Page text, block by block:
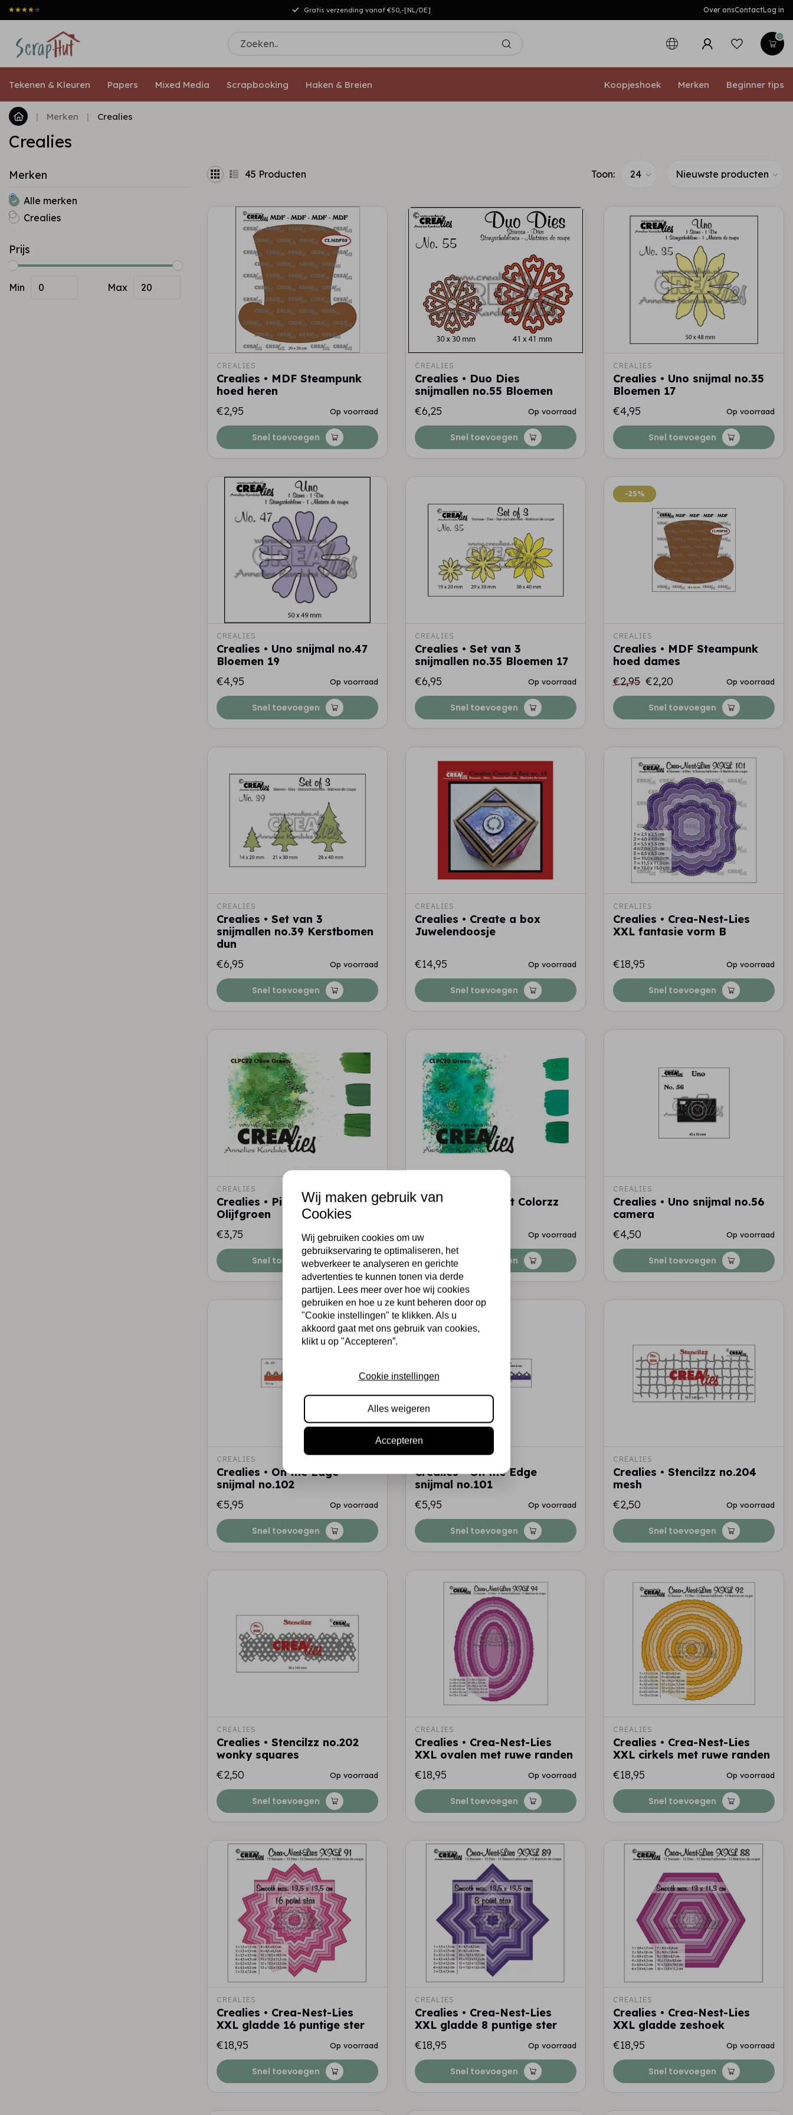
Gratis verzending vanaf €50,-[NL/DE] Over onsContactLog in
0
Tekenen & Kleuren Papers Mixed Media Scrapbooking Haken & Breien Koopjeshoek Merken Beginner tips
| Merken | Crealies
Crealies
Merken
Alle merken
Crealies
Prijs
Min Max
45 Producten Toon:
CREALIES
Crealies • MDF Steampunk
hoed heren
€2,95
Op voorraad
Snel toevoegen
CREALIES
Crealies • Duo Dies
snijmallen no.55 Bloemen
€6,25
Op voorraad
Snel toevoegen
CREALIES
Crealies • Uno snijmal no.35
Bloemen 17
€4,95
Op voorraad
Snel toevoegen
CREALIES
Crealies • Uno snijmal no.47
Bloemen 19
€4,95
Op voorraad
Snel toevoegen
CREALIES
Crealies • Set van 3
snijmallen no.35 Bloemen 17
€6,95
Op voorraad
Snel toevoegen
-25%
-25%
CREALIES
Crealies • MDF Steampunk
hoed dames
€2,95 €2,20 Op voorraad
Snel toevoegen
CREALIES
Crealies • Set van 3
snijmallen no.39 Kerstbomen
dun
€6,95
Op voorraad
Snel toevoegen
CREALIES
Crealies • Create a box
Juwelendoosje
€14,95 Op voorraad
Snel toevoegen
CREALIES
Crealies • Crea-Nest-Lies
XXL fantasie vorm B
€18,95 Op voorraad
Snel toevoegen
CREALIES
Crealies • Pigment Colorzz
Olijfgroen
€3,75
Op voorraad
Snel toevoegen
Crealies • Pigment Colorzz
€3,75
Op voorraad
Snel toevoegen
CREALIES
Crealies • Uno snijmal no.56
camera
€4,50
Op voorraad
Snel toevoegen
CREALIES
Crealies • On the Edge
snijmal no.102
€5,95
Op voorraad
Snel toevoegen
Crealies • On the Edge
snijmal no.101
€5,95
Op voorraad
Snel toevoegen
CREALIES
Crealies • Stencilzz no.204
mesh
€2,50
Op voorraad
Snel toevoegen
CREALIES
Crealies • Stencilzz no.202
wonky squares
€2,50
Op voorraad
Snel toevoegen
CREALIES
Crealies • Crea-Nest-Lies
XXL ovalen met ruwe randen
€18,95
Op voorraad
Snel toevoegen
CREALIES
Crealies • Crea-Nest-Lies
XXL cirkels met ruwe randen
€18,95
Op voorraad
Snel toevoegen
CREALIES
Crealies • Crea-Nest-Lies
XXL gladde 16 puntige ster
€18,95
Op voorraad
Snel toevoegen
CREALIES
Crealies • Crea-Nest-Lies
XXL gladde 8 puntige ster
€18,95
Op voorraad
Snel toevoegen
CREALIES
Crealies • Crea-Nest-Lies
XXL gladde zeshoek
€18,95
Op voorraad
Snel toevoegen
Wij maken gebruik van
Cookies
Wij gebruiken cookies om uw
gebruikservaring te optimaliseren, het
webverkeer te analyseren en gerichte
advertenties te kunnen tonen via derde
partijen. Lees meer over hoe wij cookies
gebruiken en hoe u ze kunt beheren door op
"Cookie instellingen" te klikken. Als u
akkoord gaat met ons gebruik van cookies,
klikt u op "Accepteren”.
Cookie instellingen
Alles weigeren
Accepteren